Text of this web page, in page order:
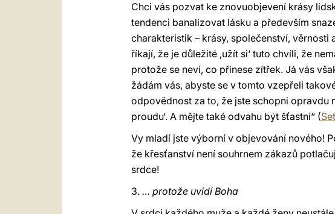
Chci vás pozvat ke znovuobjevení krásy
tendenci banalizovat lásku a především
charakteristik – krásy, společenství,
říkají, že je důležité ‚užít si‘ tuto chvíli, že
protože se neví, co přinese zítřek. Já vás
žádám vás, abyste se v tomto vzepřeli
odpovědnost za to, že jste schopni opravdu
proudu‘. A mějte také odvahu být šťastní“ (
Vy mladí jste výborní v objevování nového!
že křesťanství není souhrnem zákazů
srdce!
3. … protože uvidí Boha